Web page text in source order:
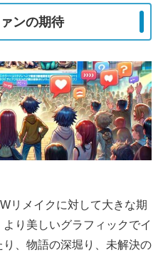
ンの期待
リメイクに対して大きな期
り美しいグラフィックでイ
、物語の深堀り、未解決の